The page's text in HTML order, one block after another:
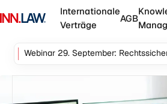
Internationale
Verträge
AGB
Webinar 29. September: